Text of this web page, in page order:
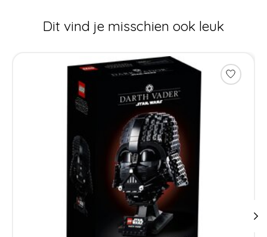
Dit vind je misschien ook leuk
Items van productcarrousel